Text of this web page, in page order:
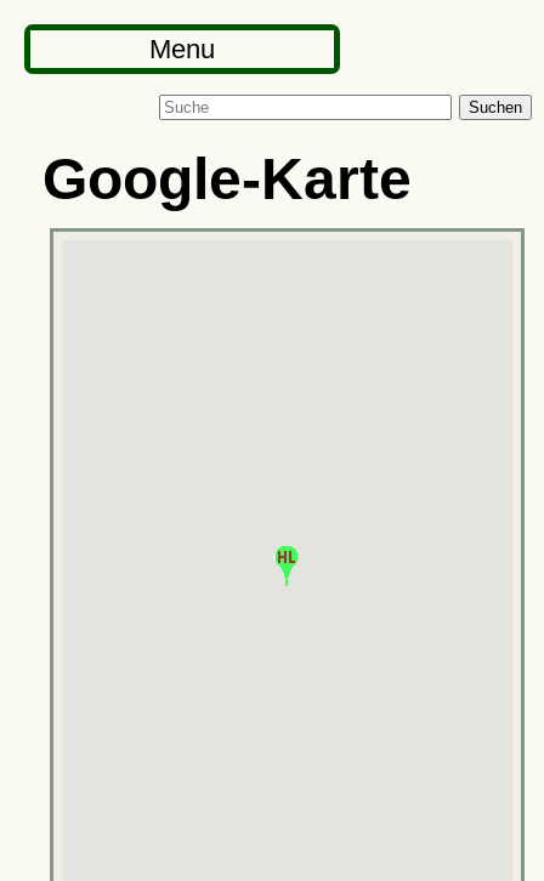
Menu
Suchen
Google-Karte